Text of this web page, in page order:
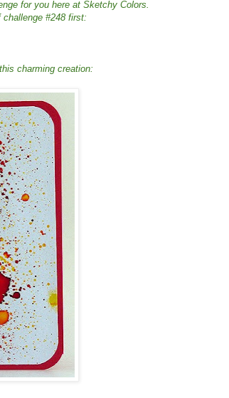
for you here at Sketchy Colors.
#248 first:
charming creation: